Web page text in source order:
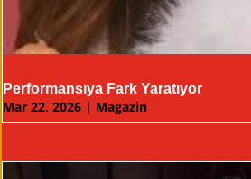
Performansıya Fark Yaratıyor
Mar 22, 2026 | Magazin